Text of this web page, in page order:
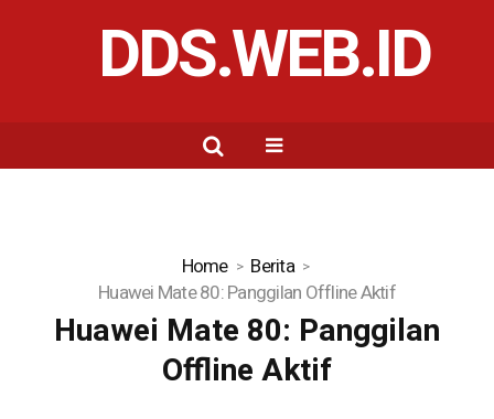
DDS.WEB.ID
Home
Berita
Huawei Mate 80: Panggilan Offline Aktif
Huawei Mate 80: Panggilan
Offline Aktif